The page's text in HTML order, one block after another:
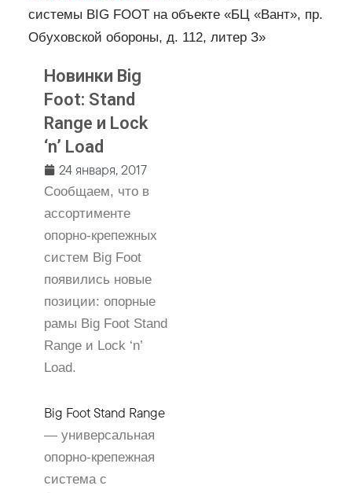
системы BIG FOOT на объекте «БЦ «Вант», пр.
Обуховской обороны, д. 112, литер З»
Новинки Big
Foot: Stand
Range и Lock
‘n’ Load
24 января, 2017
Сообщаем, что в
ассортименте
опорно-крепежных
систем Big Foot
появились новые
позиции: опорные
рамы Big Foot Stand
Range и Lock ‘n’
Load.
Big Foot Stand Range
— универсальная
опорно-крепежная
система с